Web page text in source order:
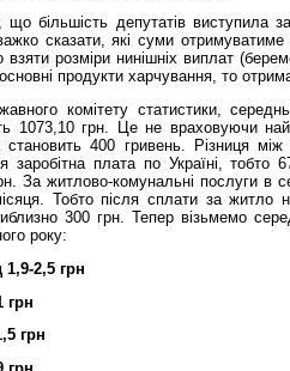
що більшість депутатів виступила
сказати, які суми отримуватиме
розміри нинішніх виплат
продукти харчування, то
комітету статистики,
1073,10 грн. Це не враховуючи
становить 400 гривень. Різниця
заробітна плата по Україні, тобто
За житлово-комунальні послуги в
Тобто після сплати за житло
300 грн. Тепер візьмемо
року:
2,5 грн
грн
грн